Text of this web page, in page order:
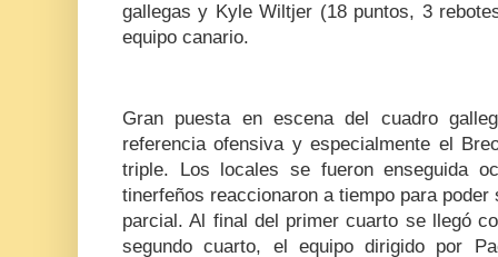
gallegas y Kyle Wiltjer (18 puntos, 3
equipo canario.
Gran puesta en escena del cuadro
referencia ofensiva y especialmente el
triple. Los locales se fueron enseguida
tinerfeños reaccionaron a tiempo para
parcial. Al final del primer cuarto se llegó
segundo cuarto, el equipo dirigido por